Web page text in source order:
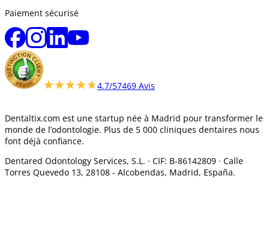
Paiement sécurisé
★★★★★
★★★★★4.7/57469 Avis
Dentaltix.com est une startup née à Madrid pour transformer le
monde de l’odontologie. Plus de 5 000 cliniques dentaires nous
font déjà confiance.
Dentared Odontology Services, S.L. · CIF: B-86142809 · Calle
Torres Quevedo 13, 28108 - Alcobendas, Madrid, España.